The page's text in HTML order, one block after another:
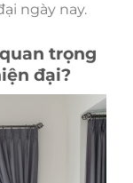
ngày nay.
trọng
đại?